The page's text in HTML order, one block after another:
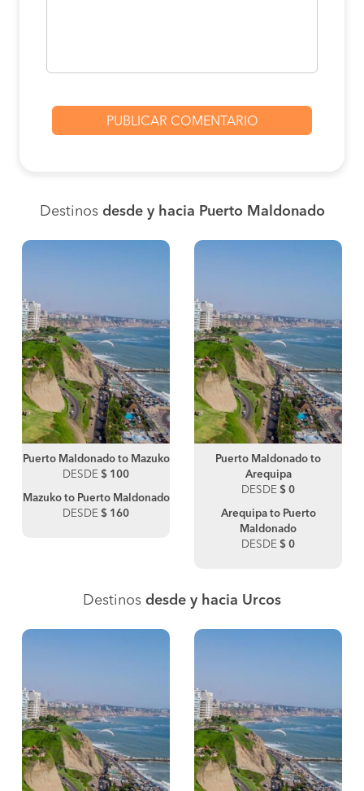
Destinos desde y hacia Puerto Maldonado
Puerto Maldonado to Mazuko
DESDE $ 100
Mazuko to Puerto Maldonado
DESDE $ 160
Puerto Maldonado to
Arequipa
DESDE $ 0
Arequipa to Puerto
Maldonado
DESDE $ 0
Destinos desde y hacia Urcos